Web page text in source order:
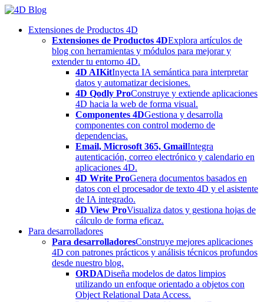
Skip
contentExtensiones de Productos 4D
Extensiones de Productos 4DExplora artículos de
blog con herramientas y módulos para mejorar y
extender tu entorno 4D.
4D AIKitInyecta IA semántica para interpretar
datos y automatizar decisiones.
4D Qodly ProConstruye y extiende aplicaciones
4D hacia la web de forma visual.
Componentes 4DGestiona y desarrolla
componentes con control moderno de
dependencias.
Email, Microsoft 365, GmailIntegra
autenticación, correo electrónico y calendario en
aplicaciones 4D.
4D Write ProGenera documentos basados en
datos con el procesador de texto 4D y el asistente
de IA integrado.
4D View ProVisualiza datos y gestiona hojas de
cálculo de forma eficaz.
Para desarrolladores
Para desarrolladoresConstruye mejores aplicaciones
4D con patrones prácticos y análisis técnicos profundos
desde nuestro blog.
ORDADiseña modelos de datos limpios
utilizando un enfoque orientado a objetos con
Object Relational Data Access.